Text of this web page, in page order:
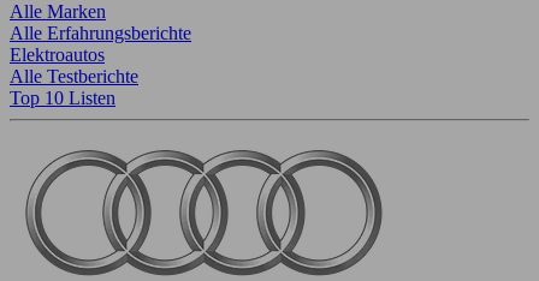
Alle Marken
Alle Erfahrungsberichte
Elektroautos
Alle Testberichte
Top 10 Listen